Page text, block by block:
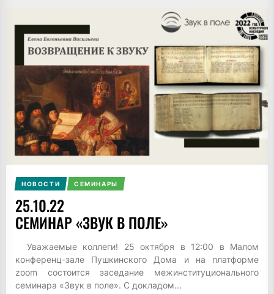
НОВОСТИ СЕМИНАРЫ
25.10.22
СЕМИНАР «ЗВУК В ПОЛЕ»
Уважаемые коллеги! 25 октября в 12:00 в Малом
конференц-зале Пушкинского Дома и на платформе
zoom состоится заседание межинституционального
семинара «Звук в поле». С докладом...